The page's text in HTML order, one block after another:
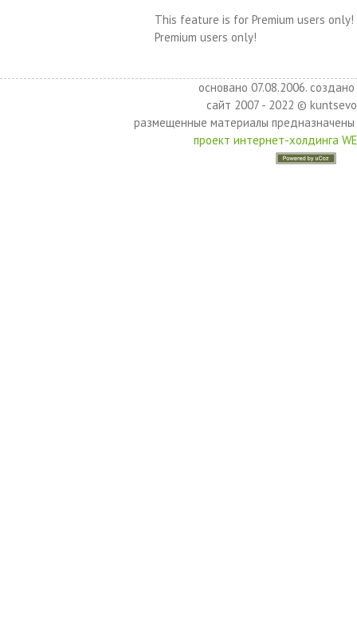
This feature is for Premium users only!
Premium users only!
основано 07.08.2006.
сайт 2007 - 2022 ©
размещенные материалы
проект интернет-холдинга